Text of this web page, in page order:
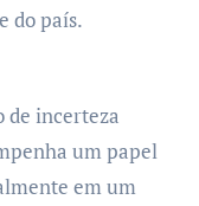
do país.
de incerteza
um papel
em um